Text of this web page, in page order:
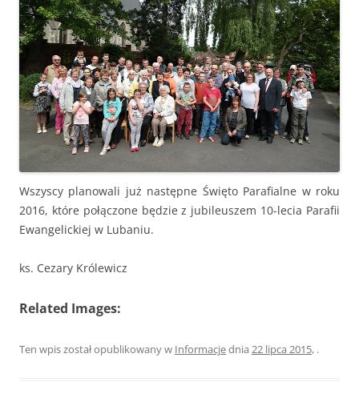
Wszyscy planowali już następne Święto Parafialne w roku
2016, które połączone będzie z jubileuszem 10-lecia Parafii
Ewangelickiej w Lubaniu.
ks. Cezary Królewicz
Related Images:
Ten wpis został opublikowany w Informacjednia 22 lipca 2015, .